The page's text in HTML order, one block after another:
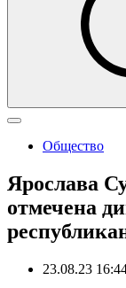
Общество
Ярослава
отмечена
23.08.23